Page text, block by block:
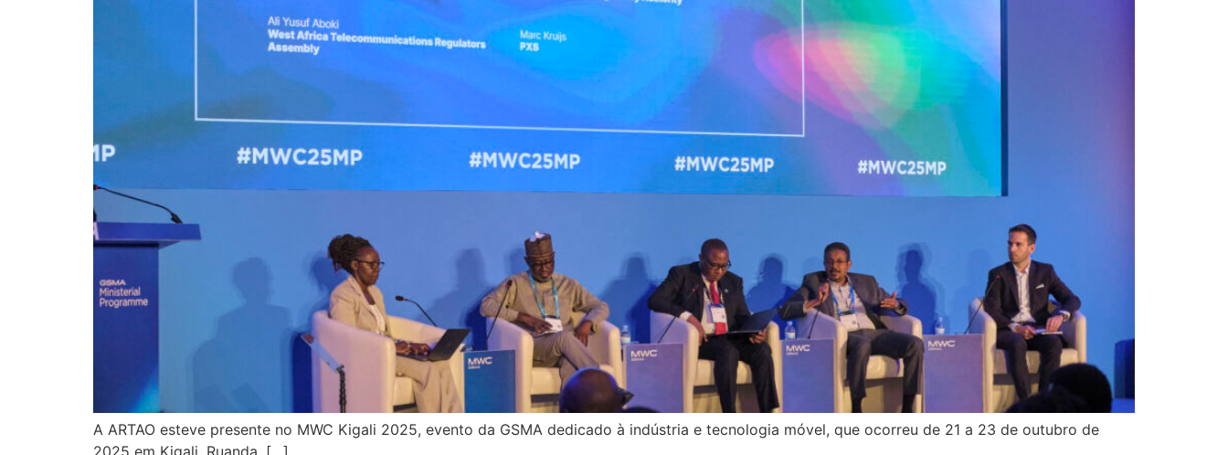
A ARTAO esteve presente no MWC Kigali 2025, evento da GSMA dedicado à indústria e tecnologia móvel, que ocorreu de 21 a 23 de outubro de
2025 em Kigali, Ruanda. […]